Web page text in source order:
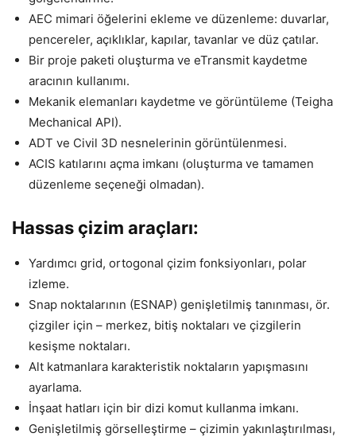
AEC mimari öğelerini ekleme ve düzenleme: duvarlar,
pencereler, açıklıklar, kapılar, tavanlar ve düz çatılar.
Bir proje paketi oluşturma ve eTransmit kaydetme
aracının kullanımı.
Mekanik elemanları kaydetme ve görüntüleme (Teigha
Mechanical API).
ADT ve Civil 3D nesnelerinin görüntülenmesi.
ACIS katılarını açma imkanı (oluşturma ve tamamen
düzenleme seçeneği olmadan).
Hassas çizim araçları:
Yardımcı grid, ortogonal çizim fonksiyonları, polar
izleme.
Snap noktalarının (ESNAP) genişletilmiş tanınması, ör.
çizgiler için – merkez, bitiş noktaları ve çizgilerin
kesişme noktaları.
Alt katmanlara karakteristik noktaların yapışmasını
ayarlama.
İnşaat hatları için bir dizi komut kullanma imkanı.
Genişletilmiş görselleştirme – çizimin yakınlaştırılması,